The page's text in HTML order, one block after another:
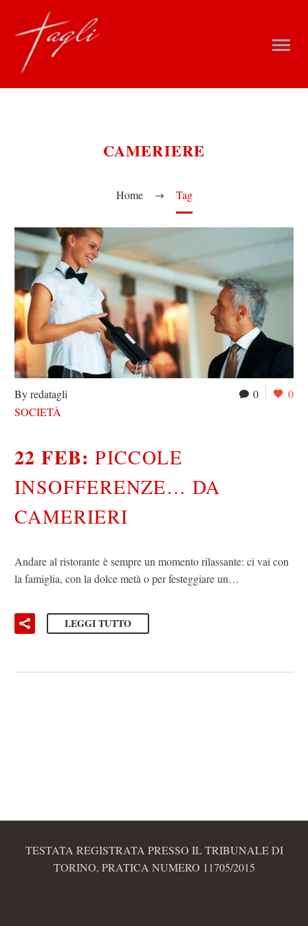
CAMERIERE
Home Tag
0 0
By redatagli
SOCIETÀ
22 FEB:PICCOLE
INSOFFERENZE… DA
CAMERIERI
Andare al ristorante è sempre un momento rilassante: ci vai con
la famiglia, con la dolce metà o per festeggiare un…
LEGGI TUTTO
TESTATA REGISTRATA PRESSO IL TRIBUNALE DI
TORINO, PRATICA NUMERO 11705/2015